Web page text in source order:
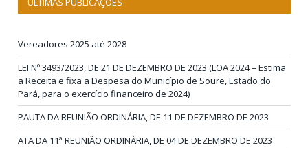
Vereadores 2025 até 2028
LEI Nº 3493/2023, DE 21 DE DEZEMBRO DE 2023 (LOA 2024 – Estima
a Receita e fixa a Despesa do Município de Soure, Estado do
Pará, para o exercício financeiro de 2024)
PAUTA DA REUNIÃO ORDINÁRIA, DE 11 DE DEZEMBRO DE 2023
ATA DA 11ª REUNIÃO ORDINÁRIA, DE 04 DE DEZEMBRO DE 2023